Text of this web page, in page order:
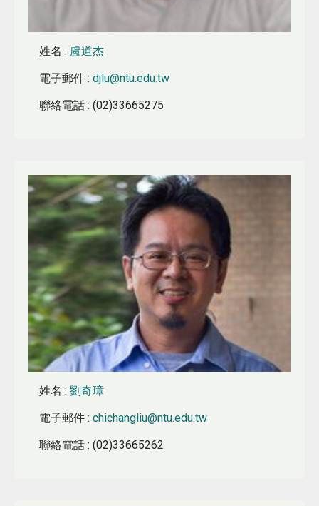
姓名 : 盧道杰
電子郵件 :djlu@ntu.edu.tw
聯絡電話 : (02)33665275
姓名 :劉奇璋
電子郵件 :chichangliu@ntu.edu.tw
聯絡電話 : (02)33665262